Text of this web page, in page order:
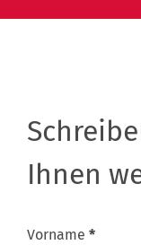
Ihnen
Abschnitt
Vorname *